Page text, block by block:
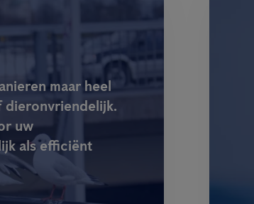
maar heel
dieronvriendelijk.
uw
als efficiënt